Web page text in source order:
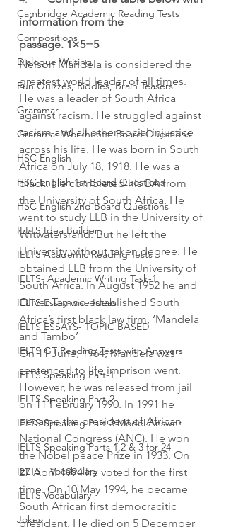
Cambridge Academic Reading Tests
Compositions
Dialogue Writing
Fun Quizzes, Riddles, Brain Teasers
Grammar
Grammar Workheets- Board Questions
HSC English
HSC English 1st Board Questions
HSC English 2nd Board Questions
IELTS Idea Builder
IELTS Academic Reading Tests
IELTS- Academic Writing Task-1
IELTS Essay-wise Ideas
IELTS ESSAYS- TOPIC BASED
IELTS GT Reading Tests with Answers
IELTS Speaking Part-1
IELTS Speaking Part-2
IELTS Speaking Part-3 Model Answer
IELTS Speaking Parts 1,2 & 3 for 24
IELTS - Vocabulary
IELTS Vocabulary
Jokes
information from the
passage. 1×5=5
Nelson Mandela is considered the
greatest world leader of all times.
He was a leader of South Africa
against racism. He struggled against
racism and all other social injustice
across his life. He was born in South
Africa on July 18, 1918. He was a
black. He completed his BA from
the University of South Africa. He
went to study LLB in the University of
Witwatersrand. But he left the
University without taken degree. He
obtained LLB from the University of
South Africa. In August 1952 he and
Oliver Tambo established South
Africa’s first black law firm, ‘Mandela
and Tambo’
On 11 June, 1964, Mandela was
sentenced to life imprison went.
However, he was released from jail
on 11 February 1990. In 1991 he
became the president of African
National Congress (ANC). He won
the Nobel peace Prize in 1933. On
27 April 1994 he voted for the first
time. On 10 May 1994, he became
South African first democracitic
president. He died on 5 December